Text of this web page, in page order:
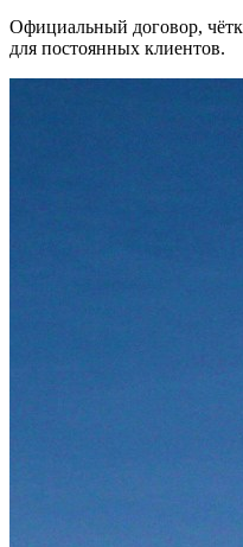
Официальный договор,
для постоянных клиентов.